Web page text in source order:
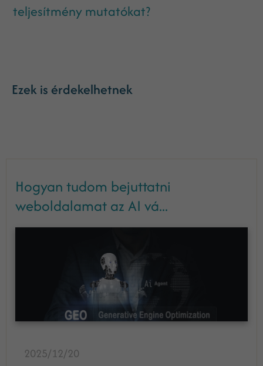
teljesítmény mutatókat?
Ezek is érdekelhetnek
Hogyan tudom bejuttatni
weboldalamat az AI vá...
2025/12/20